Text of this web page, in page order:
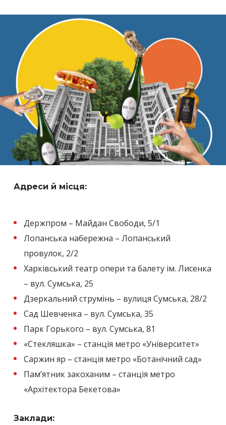
Адреси й місця:
Держпром – Майдан Свободи, 5/1
Лопанська набережна – Лопанський
провулок, 2/2
Харківський театр опери та балету ім. Лисенка
– вул. Сумська, 25
Дзеркальний струмінь – вулиця Сумська, 28/2
Сад Шевченка – вул. Сумська, 35
Парк Горького – вул. Сумська, 81
«Стекляшка» – станція метро «Університет»
Саржин яр – станція метро «Ботанічний сад»
Пам’ятник закоханим – станція метро
«Архітектора Бекетова»
Заклади: